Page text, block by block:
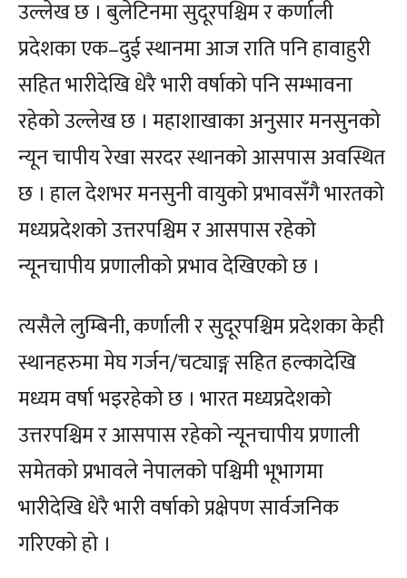
उल्लेख छ । बुलेटिनमा सुदूरपश्चिम र कर्णाली
प्रदेशका एक–दुई स्थानमा आज राति पनि हावाहुरी
सहित भारीदेखि धेरै भारी वर्षाको पनि सम्भावना
रहेको उल्लेख छ । महाशाखाका अनुसार मनसुनको
न्यून चापीय रेखा सरदर स्थानको आसपास अवस्थित
छ । हाल देशभर मनसुनी वायुको प्रभावसँगै भारतको
मध्यप्रदेशको उत्तरपश्चिम र आसपास रहेको
न्यूनचापीय प्रणालीको प्रभाव देखिएको छ ।
त्यसैले लुम्बिनी, कर्णाली र सुदूरपश्चिम प्रदेशका केही
स्थानहरुमा मेघ गर्जन/चट्याङ्ग सहित हल्कादेखि
मध्यम वर्षा भइरहेको छ । भारत मध्यप्रदेशको
उत्तरपश्चिम र आसपास रहेको न्यूनचापीय प्रणाली
समेतको प्रभावले नेपालको पश्चिमी भूभागमा
भारीदेखि धेरै भारी वर्षाको प्रक्षेपण सार्वजनिक
गरिएको हो ।